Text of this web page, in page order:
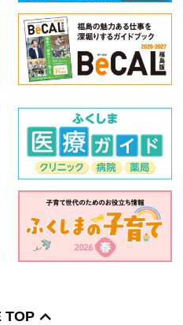
中島村
高畠町
島市郊外
町
ア 温泉
体験
TOP